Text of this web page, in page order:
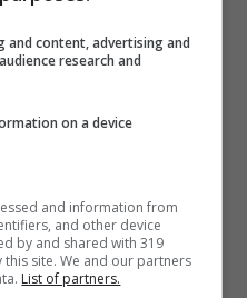
l’esterno
l’idea di
in una realtà che
il singolo
Questo, sarà
di fronte ad
and content, advertising and
research and
on a device
and information from
and other device
by and shared with 319
site. We and our partners
List of partners.